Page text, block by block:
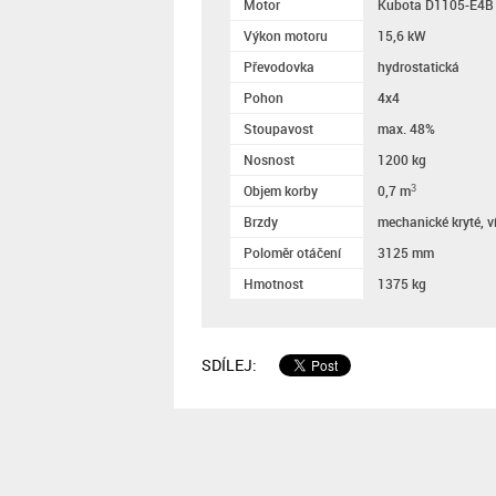
Motor
Kubota D1105-E4B
Výkon motoru
15,6 kW
Převodovka
hydrostatická
Pohon
4x4
Stoupavost
max. 48%
Nosnost
1200 kg
Objem korby
0,7 m3
Brzdy
mechanické kryté,
Poloměr otáčení
3125 mm
Hmotnost
1375 kg
SDÍLEJ: